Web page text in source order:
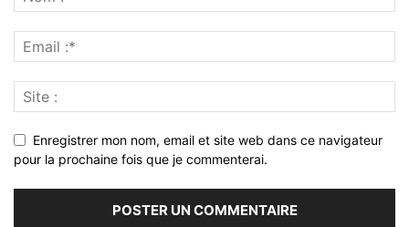
Enregistrer mon nom, email et site web dans ce navigateur
pour la prochaine fois que je commenterai.